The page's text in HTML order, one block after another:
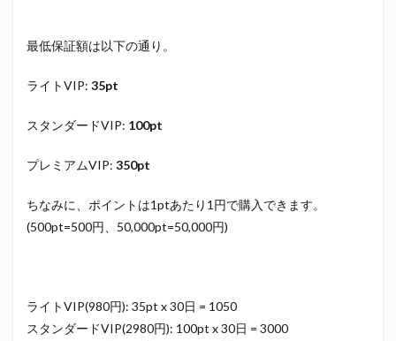
最低保証額は以下の通り。
ライトVIP: 35pt
スタンダードVIP: 100pt
プレミアムVIP: 350pt
ちなみに、ポイントは1ptあたり1円で購入できます。
(500pt=500円、50,000pt=50,000円)
ライトVIP(980円): 35pt x 30日 = 1050
スタンダードVIP(2980円): 100pt x 30日 = 3000